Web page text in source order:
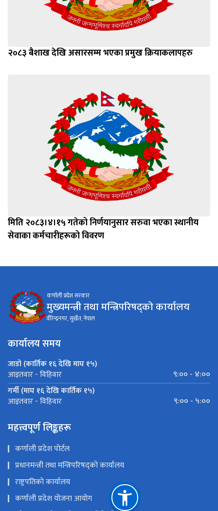
२०८३ बैशाख देखि असारसम्म भएका प्रमुख क्रियाकलापहरु
मिति २०८३।४।१५ गतेको निर्णयानुसार सरुवा भएका स्थानीय
सेवाका कर्मचारीहरूको विवरण
कर्णाली प्रदेश सरकार
मुख्यमन्त्री तथा मन्त्रिपरिषद्को कार्यालय
वीरेन्द्रनगर, सुर्खेत, नेपाल
कार्यालय समय
जाडो (कार्तिक १६ देखि माघ १५)
आइतवार - विहिवार
९:०० - ४:००
गर्मी (माघ १६ देखि कार्तिक १५)
आइतवार - विहिवार ९:०० - ५:००
महत्त्वपूर्ण लिङ्कहरू
कर्णाली प्रदेश पोर्टल
प्रधानमन्त्री तथा मन्त्रिपरिषद्को कार्यालय
राष्ट्रपतिको कार्यालय
कर्णाली प्रदेश योजना आयोग